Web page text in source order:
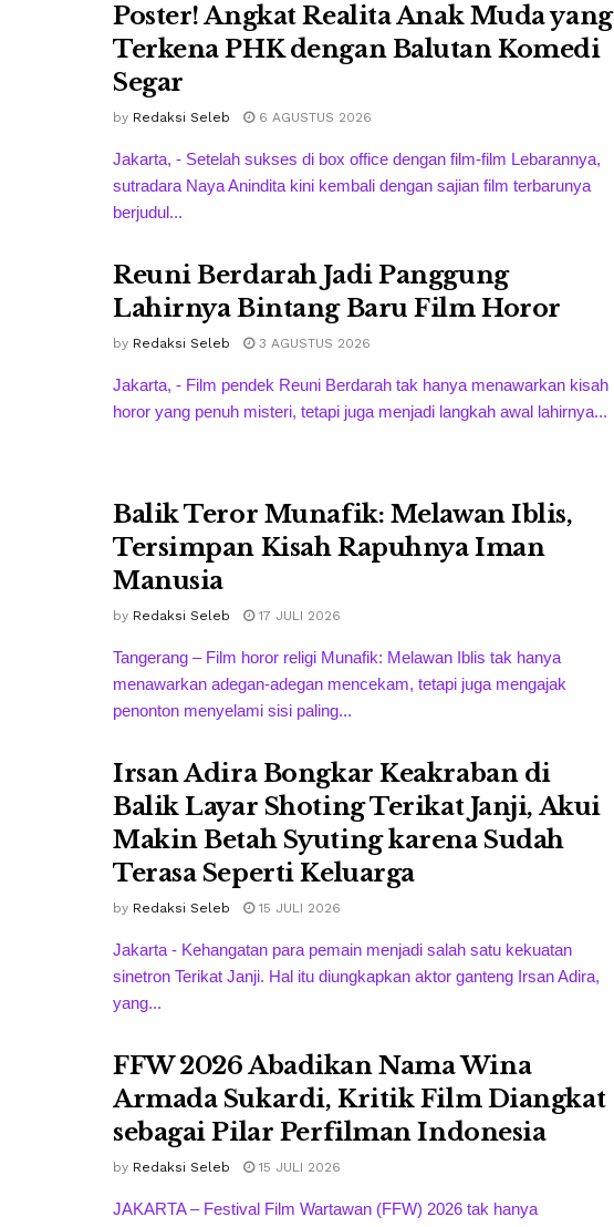
Poster! Angkat Realita Anak Muda yang
Terkena PHK dengan Balutan Komedi
Segar
by Redaksi Seleb 6 AGUSTUS 2026
Jakarta, - Setelah sukses di box office dengan film-film Lebarannya,
sutradara Naya Anindita kini kembali dengan sajian film terbarunya
berjudul...
Reuni Berdarah Jadi Panggung
Lahirnya Bintang Baru Film Horor
by Redaksi Seleb 3 AGUSTUS 2026
Jakarta, - Film pendek Reuni Berdarah tak hanya menawarkan kisah
horor yang penuh misteri, tetapi juga menjadi langkah awal lahirnya...
Balik Teror Munafik: Melawan Iblis,
Tersimpan Kisah Rapuhnya Iman
Manusia
by Redaksi Seleb 17 JULI 2026
Tangerang – Film horor religi Munafik: Melawan Iblis tak hanya
menawarkan adegan-adegan mencekam, tetapi juga mengajak
penonton menyelami sisi paling...
Irsan Adira Bongkar Keakraban di
Balik Layar Shoting Terikat Janji, Akui
Makin Betah Syuting karena Sudah
Terasa Seperti Keluarga
by Redaksi Seleb 15 JULI 2026
Jakarta - Kehangatan para pemain menjadi salah satu kekuatan
sinetron Terikat Janji. Hal itu diungkapkan aktor ganteng Irsan Adira,
yang...
FFW 2026 Abadikan Nama Wina
Armada Sukardi, Kritik Film Diangkat
sebagai Pilar Perfilman Indonesia
by Redaksi Seleb 15 JULI 2026
JAKARTA – Festival Film Wartawan (FFW) 2026 tak hanya